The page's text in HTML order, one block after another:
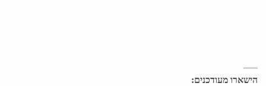
הישארו מעודכנים: